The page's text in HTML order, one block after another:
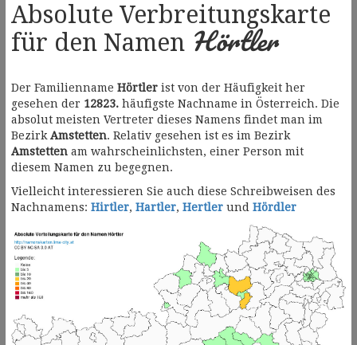
Absolute Verbreitungskarte
für den Namen Hörtler
Der Familienname Hörtler ist von der Häufigkeit her
gesehen der 12823. häufigste Nachname in Österreich. Die
absolut meisten Vertreter dieses Namens findet man im
Bezirk Amstetten. Relativ gesehen ist es im Bezirk
Amstetten am wahrscheinlichsten, einer Person mit
diesem Namen zu begegnen.
Vielleicht interessieren Sie auch diese Schreibweisen des
Nachnamens: Hirtler, Hartler, Hertler und Hördler